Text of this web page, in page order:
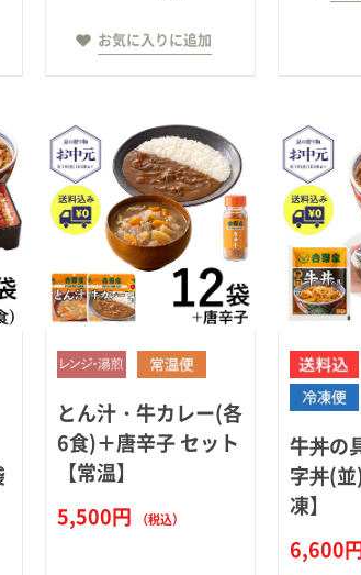
お気に入りに追加
とん汁・牛カレー(各
6食)＋唐辛子 セット
【常温】
5,500円
（税込）
牛丼の
字丼(
凍】
6,600